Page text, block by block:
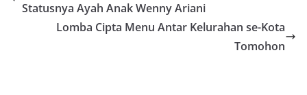
Statusnya Ayah Anak Wenny Ariani
Lomba Cipta Menu Antar Kelurahan se-Kota
Tomohon